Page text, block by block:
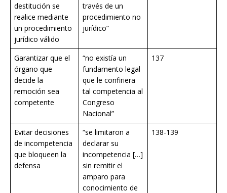
destitución se
realice mediante
un procedimiento
jurídico válido
través de un
procedimiento no
jurídico”
Garantizar que el
órgano que
decide la
remoción sea
competente
“no existía un
fundamento legal
que le confiriera
tal competencia al
Congreso
Nacional”
137
Evitar decisiones
de incompetencia
que bloqueen la
defensa
“se limitaron a
declarar su
incompetencia […]
sin remitir el
amparo para
conocimiento de
138-139